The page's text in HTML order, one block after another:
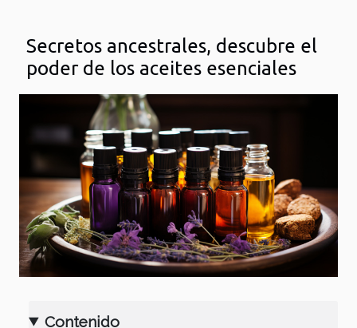
Secretos ancestrales, descubre el
poder de los aceites esenciales
Contenido